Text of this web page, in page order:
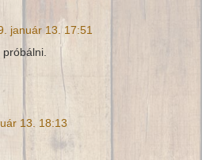
január 13. 17:51
13. 18:13